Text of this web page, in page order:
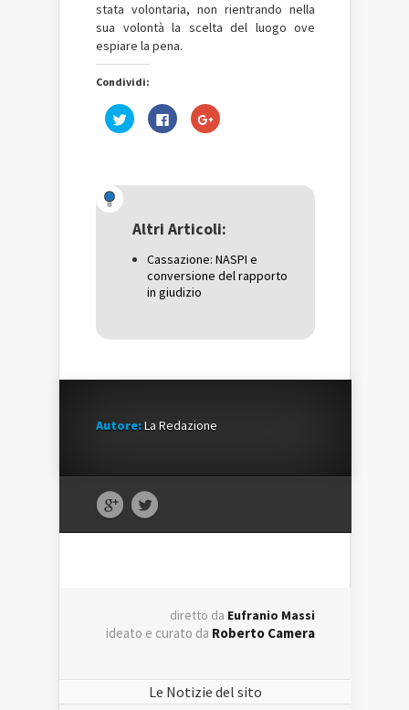
stata volontaria, non rientrando nella
sua volontà la scelta del luogo ove
espiare la pena.
Condividi:
Fai
clic
una
nuova
Fai
clic
nuova
finestra)
Fai
clic
una
nuova
Altri Articoli:
Cassazione: NASPI e
conversione del rapporto
in giudizio
Autore:La Redazione
diretto da Eufranio Massi
ideato e curato da Roberto Camera
Le Notizie del sito